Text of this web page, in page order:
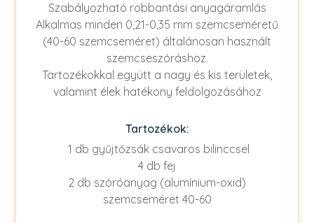
Szabályozható robbantási anyagáramlás
Alkalmas minden 0,21-0,35 mm szemcseméretű
(40-60 szemcseméret) általánosan használt
szemcseszóráshoz.
Tartozékokkal együtt a nagy és kis területek,
valamint élek hatékony feldolgozásához
Tartozékok:
1 db gyűjtőzsák csavaros bilinccsel
4 db fej
2 db szóróanyag (alumínium-oxid)
szemcseméret 40-60